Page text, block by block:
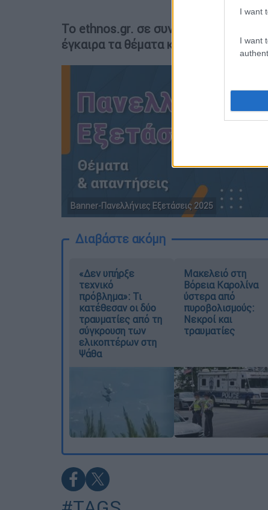
I want
I want
Το ethnos.gr. σε συνεργασία με το
έγκαιρα τα θέματα και τις
Banner-Πανελλήνιες Εξετάσεις 2025
Διαβάστε ακόμη
«Δεν υπήρξε
τεχνικό
πρόβλημα»: Τι
κατέθεσαν οι δύο
τραυματίες από τη
σύγκρουση των
ελικοπτέρων στη
Ψάθα
Μακελειό στη
Βόρεια Καρολίνα
ύστερα από
πυροβολισμούς:
Νεκροί και
τραυματίες